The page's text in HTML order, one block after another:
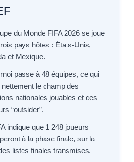
du Monde FIFA 2026 se joue
pays hôtes : États-Unis,
et Mexique.
passe à 48 équipes, ce qui
nettement le champ des
nationales jouables et des
“outsider”.
indique que 1 248 joueurs
à la phase finale, sur la
listes finales transmises.